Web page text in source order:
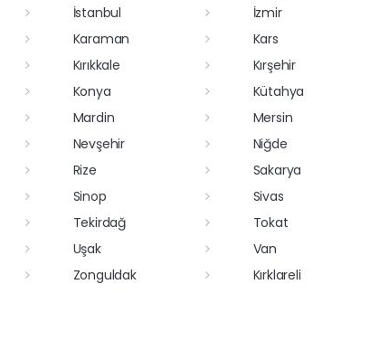
İstanbul
İzmir
Karaman
Kars
Kırıkkale
Kırşehir
Konya
Kütahya
Mardin
Mersin
Nevşehir
Niğde
Rize
Sakarya
Sinop
Sivas
Tekirdağ
Tokat
Uşak
Van
Zonguldak
Kırklareli